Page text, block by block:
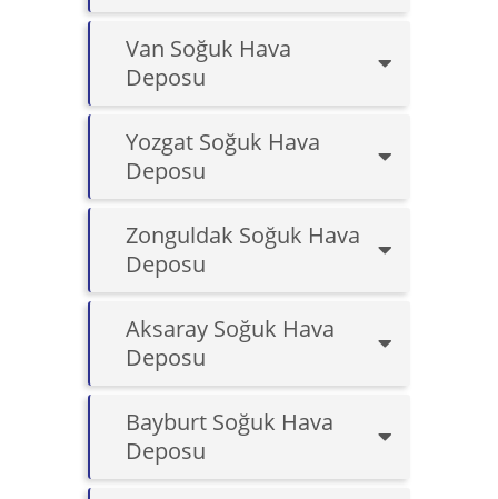
Van Soğuk Hava
Deposu
Yozgat Soğuk Hava
Deposu
Zonguldak Soğuk Hava
Deposu
Aksaray Soğuk Hava
Deposu
Bayburt Soğuk Hava
Deposu